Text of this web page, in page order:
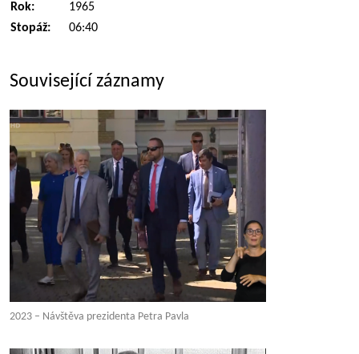
Rok:
1965
Stopáž:
06:40
Související záznamy
2023 – Návštěva prezidenta Petra Pavla